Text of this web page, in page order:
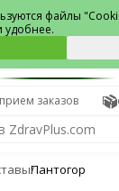
заказов
Пантогор
файлы
удобнее.